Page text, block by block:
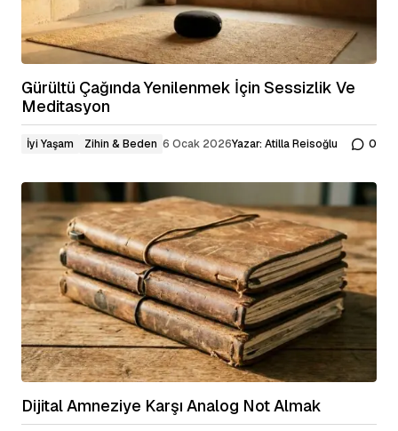
Gürültü Çağında Yenilenmek İçin Sessizlik Ve
Meditasyon
İyi Yaşam Zihin & Beden 6 Ocak 2026Yazar: Atilla Reisoğlu 0
Dijital Amneziye Karşı Analog Not Almak